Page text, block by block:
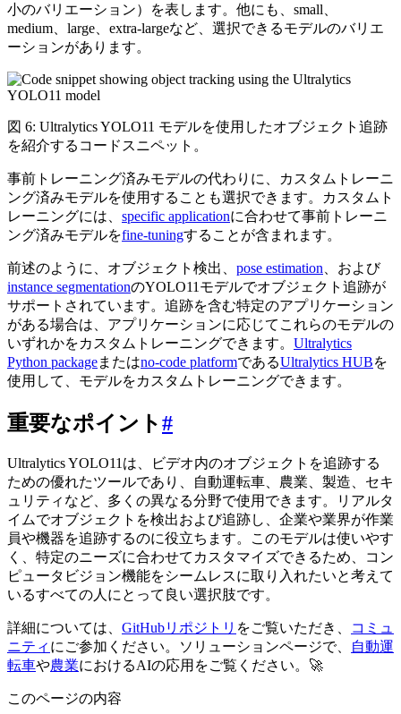
小のバリエーション）を表します。他にも、small、
medium、large、extra-largeなど、選択できるモデルのバリエ
ーションがあります。
図 6: Ultralytics YOLO11 モデルを使用したオブジェクト追跡
を紹介するコードスニペット。
事前トレーニング済みモデルの代わりに、カスタムトレーニ
ング済みモデルを使用することも選択できます。カスタムト
レーニングには、 specific applicationに合わせて事前トレーニ
ング済みモデルをfine-tuningすることが含まれます。
前述のように、オブジェクト検出、 pose estimation 、および
instance segmentationのYOLO11モデルでオブジェクト追跡が
サポートされています。追跡を含む特定のアプリケーション
がある場合は、アプリケーションに応じてこれらのモデルの
いずれかをカスタムトレーニングできます。 Ultralytics
Python packageまたはno-code platformであるUltralytics HUBを
使用して、モデルをカスタムトレーニングできます。
重要なポイント#
Ultralytics YOLO11は、ビデオ内のオブジェクトを追跡する
ための優れたツールであり、自動運転車、農業、製造、セキ
ュリティなど、多くの異なる分野で使用できます。リアルタ
イムでオブジェクトを検出および追跡し、企業や業界が作業
員や機器を追跡するのに役立ちます。このモデルは使いやす
く、特定のニーズに合わせてカスタマイズできるため、コン
ピュータビジョン機能をシームレスに取り入れたいと考えて
いるすべての人にとって良い選択肢です。
詳細については、 GitHubリポジトリ をご覧いただき、
コミュ
ニティ にご参加ください。ソリューションページで、
自動運
転車や農業におけるAIの応用をご覧ください。🚀
このページの内容